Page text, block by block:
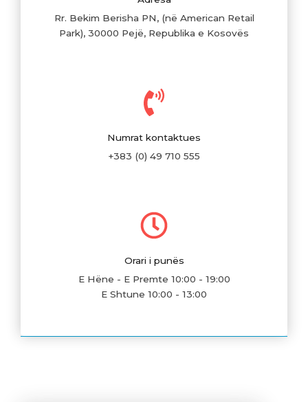
Rr. Bekim Berisha PN, (në American Retail
Park), 30000 Pejë, Republika e Kosovës
Numrat kontaktues
+383 (0) 49 710 555
Orari i punës
E Hëne - E Premte 10:00 - 19:00
E Shtune 10:00 - 13:00